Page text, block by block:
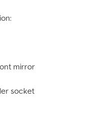
mirror
socket